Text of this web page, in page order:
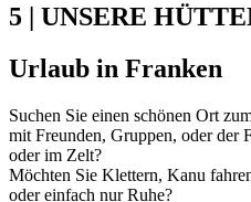
5 | UNSERE
Urlaub in Franken
Suchen Sie einen schönen Ort
mit Freunden, Gruppen, oder der
oder im Zelt?
Möchten Sie Klettern, Kanu
oder einfach nur Ruhe?